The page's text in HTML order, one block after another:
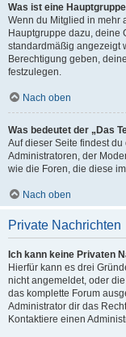
Was ist eine
Wenn du Mitglied in mehr
Hauptgruppe dazu, deine
standardmäßig angezeigt
Berechtigung geben,
festzulegen.
Nach oben
Was bedeutet der „Das
Auf dieser Seite findest
Administratoren, der
wie die Foren, die diese
Nach oben
Private Nachrichten
Ich kann keine Privaten
Hierfür kann es drei
nicht angemeldet, oder
das komplette Forum
Administrator dir das
Kontaktiere einen